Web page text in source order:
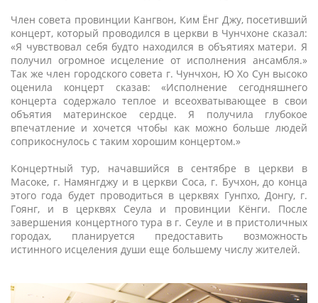
Член совета провинции Кангвон, Ким Ёнг Джу, посетивший
концерт, который проводился в церкви в Чунчхоне сказал:
«Я чувствовал себя будто находился в объятиях матери. Я
получил огромное исцеление от исполнения ансамбля.»
Так же член городского совета г. Чунчхон, Ю Хо Сун высоко
оценила концерт сказав: «Исполнение сегодняшнего
концерта содержало теплое и всеохватывающее в свои
объятия материнское сердце. Я получила глубокое
впечатление и хочется чтобы как можно больше людей
соприкоснулось с таким хорошим концертом.»
Концертный тур, начавшийся в сентябре в церкви в
Масоке, г. Намянгджу и в церкви Соса, г. Бучхон, до конца
этого года будет проводиться в церквях Гунпхо, Донгу, г.
Гоянг, и в церквях Сеула и провинции Кёнги. После
завершения концертного тура в г. Сеуле и в пристоличных
городах, планируется предоставить возможность
истинного исцеления души еще большему числу жителей.